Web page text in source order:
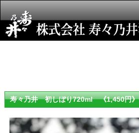
寿々乃井 初しぼり720ml 《1,450円》